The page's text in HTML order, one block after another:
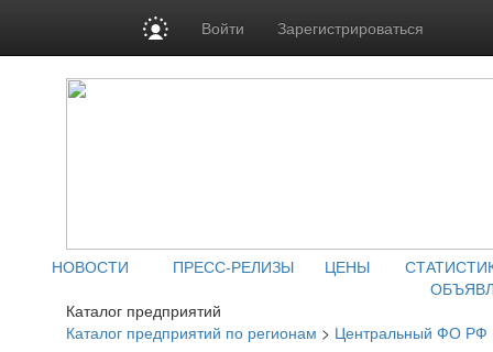
Войти Зарегистрироваться
НОВОСТИ ПРЕСС-РЕЛИЗЫ ЦЕНЫ
Каталог предприятий
Каталог предприятий по регионам > Центральный ФО РФ